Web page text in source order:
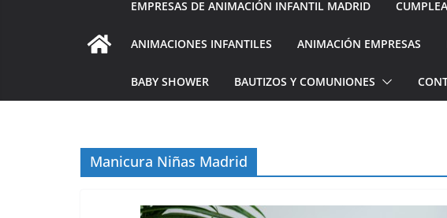
EMPRESAS DE ANIMACIÓN INFANTIL MADRID
ANIMACIONES INFANTILES ANIMACIÓN EMPRESAS
BABY SHOWER BAUTIZOS Y COMUNIONES
Manicura Niñas Madrid